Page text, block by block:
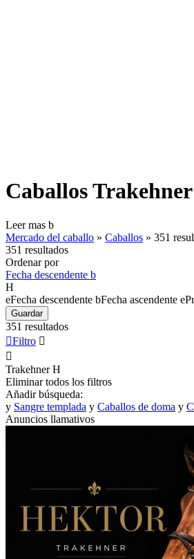
Caballos
Leer mas b
Mercado del caballo » Caballos » 351
351 resultados
Ordenar por
Fecha descendente b
H
eFecha descendente bFecha ascendente e
Guardar
351 resultados
Filtro 

Trakehner H
Eliminar todos los filtros
Añadir búsqueda:
y Sangre templada y Caballos de doma y
Anuncios llamativos